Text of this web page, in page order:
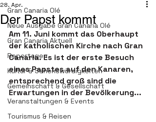
Gran Canaria Olé
Neue Ausgabe Gran Canaria Olé
Gran Canaria Aktuell
Reportagen
Kultur & Sehenswürdigkeiten
Gemeinschaft & Gesellschaft
Veranstaltungen & Events
Tourismus & Reisen
Der Papst kommt
28. Apr.
Am 11. Juni kommt das Oberhaupt
der katholischen Kirche nach Gran
Canaria. Es ist der erste Besuch
eines Papstes auf den Kanaren,
entsprechend groß sind die
Erwartungen in der Bevölkerung...